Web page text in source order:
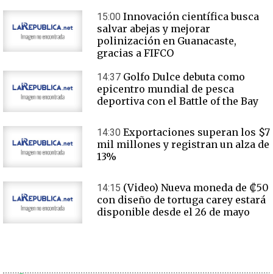
15:00 Innovación científica busca
salvar abejas y mejorar
polinización en Guanacaste,
gracias a FIFCO
14:37 Golfo Dulce debuta como
epicentro mundial de pesca
deportiva con el Battle of the Bay
14:30 Exportaciones superan los $7
mil millones y registran un alza de
13%
14:15 (Video) Nueva moneda de ₡50
con diseño de tortuga carey estará
disponible desde el 26 de mayo